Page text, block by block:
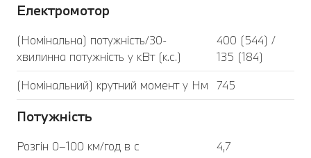
Електромотор
(Номінальна) потужність/30-
хвилинна потужність у кВт (к.с.)
400 (544) /
135 (184)
(Номінальний) крутний момент у Нм
745
Потужність
Розгін 0–100 км/год в с
4,7